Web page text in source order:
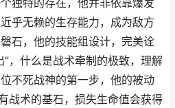
独特的存在，他并非依靠爆发
乎无赖的生存能力，成为敌方
石，他的技能组设计，完美诠
，什么是战术牵制的极致，理解
不死战神的第一步，他的被动
战术的基石，损失生命值会获得